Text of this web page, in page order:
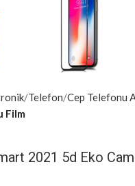
Telefon Cep Telefonu
Film
2021 5d Eko